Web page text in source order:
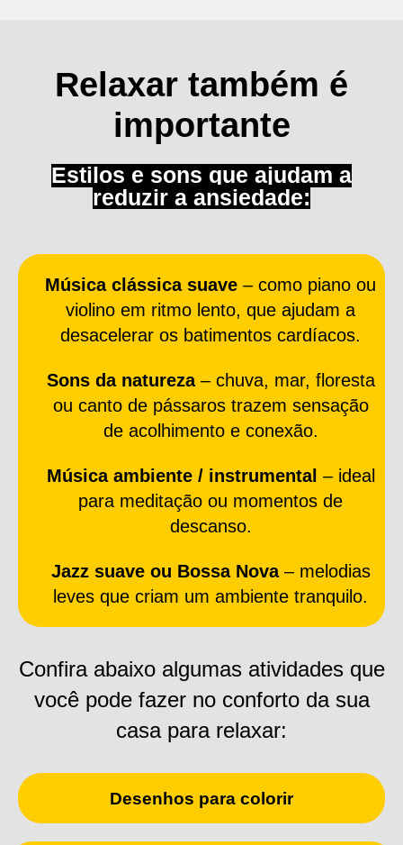
Relaxar também é
importante
Estilos e sons que ajudam a
reduzir a ansiedade:
Música clássica suave – como piano ou
violino em ritmo lento, que ajudam a
desacelerar os batimentos cardíacos.
Sons da natureza– chuva, mar, floresta
ou canto de pássaros trazem sensação
de acolhimento e conexão.
Música ambiente / instrumental – ideal
para meditação ou momentos de
descanso.
Jazz suave ou Bossa Nova– melodias
leves que criam um ambiente tranquilo.
Confira abaixo algumas atividades que
você pode fazer no conforto da sua
casa para relaxar:
Desenhos para colorir